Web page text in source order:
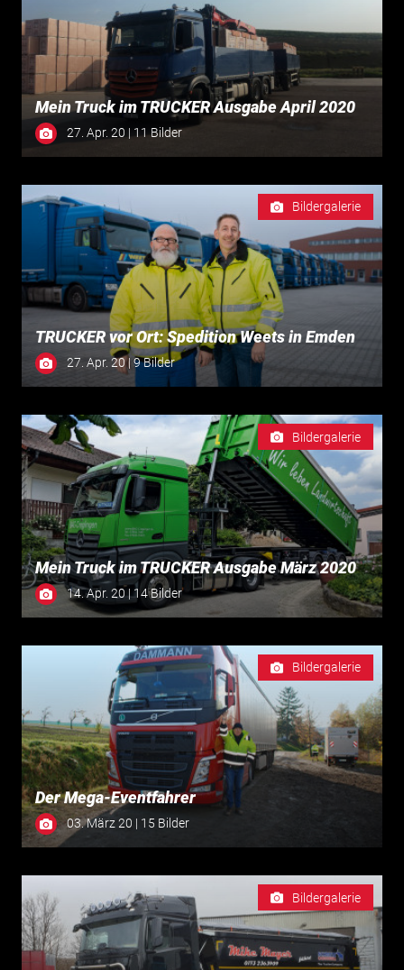
Mein Truck im TRUCKER Ausgabe April 2020
27. Apr. 20 | 11 Bilder
Bildergalerie
TRUCKER vor Ort: Spedition Weets in Emden
27. Apr. 20 | 9 Bilder
Bildergalerie
Mein Truck im TRUCKER Ausgabe März 2020
14. Apr. 20 | 14 Bilder
Bildergalerie
Der Mega-Eventfahrer
03. März 20 | 15 Bilder
Bildergalerie